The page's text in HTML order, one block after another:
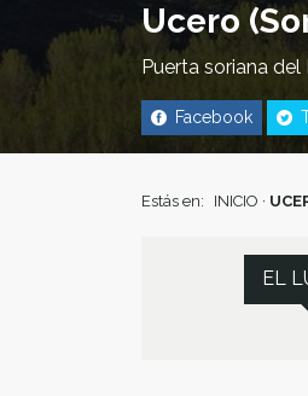
Ucero
Puerta soriana
Facebook
Estás en: INICIO ·
EL